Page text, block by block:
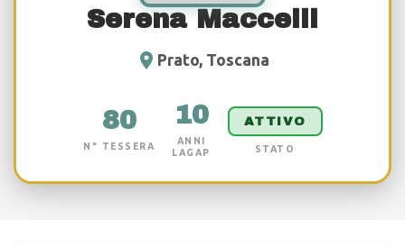
Serena Maccelli
Prato, Toscana
80
N° TESSERA
10
ANNI
LAGAP
ATTIVO
STATO